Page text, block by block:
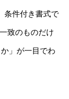
条件付き書式で
致のものだけ
」が一目でわ